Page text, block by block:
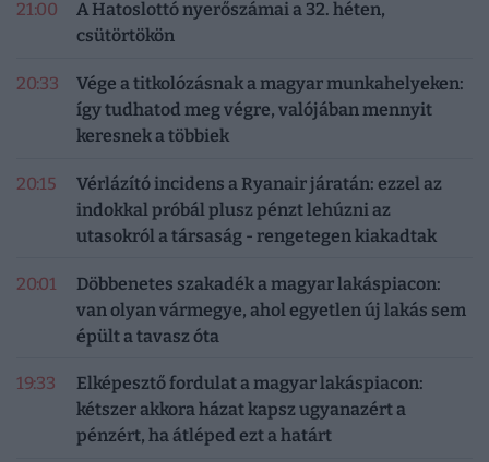
21:00
A Hatoslottó nyerőszámai a 32. héten,
csütörtökön
20:33
Vége a titkolózásnak a magyar munkahelyeken:
így tudhatod meg végre, valójában mennyit
keresnek a többiek
20:15
Vérlázító incidens a Ryanair járatán: ezzel az
indokkal próbál plusz pénzt lehúzni az
utasokról a társaság - rengetegen kiakadtak
20:01
Döbbenetes szakadék a magyar lakáspiacon:
van olyan vármegye, ahol egyetlen új lakás sem
épült a tavasz óta
19:33
Elképesztő fordulat a magyar lakáspiacon:
kétszer akkora házat kapsz ugyanazért a
pénzért, ha átléped ezt a határt